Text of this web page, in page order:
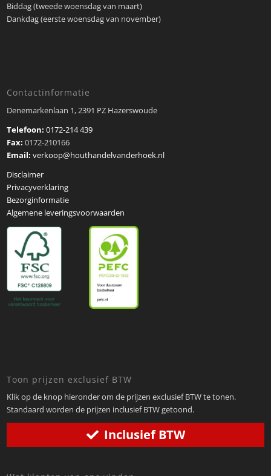
Biddag (tweede woensdag van maart)
Dankdag (eerste woensdag van november)
Contactinformatie
Denemarkenlaan 1, 2391 PZ Hazerswoude
Telefoon:0172-214 439
Fax:0172-210166
Email: verkoop@houthandelvanderhoek.nl
Disclaimer
Privacyverklaring
Bezorginformatie
Algemene leveringsvoorwaarden
Toon prijzen exclusief BTW
Klik op de knop hieronder om de prijzen exclusief BTW te tonen.
Standaard worden de prijzen inclusief BTW getoond.
Inclusief BTW